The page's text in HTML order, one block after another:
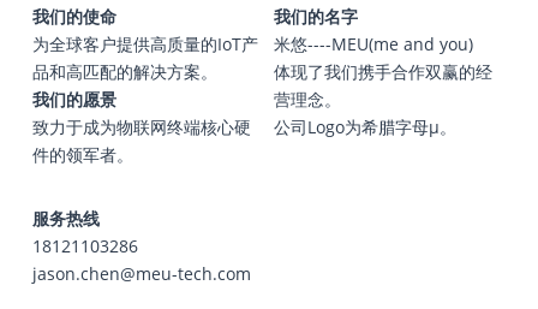
我们的使命
为全球客户提供高质量的IoT产
品和高匹配的解决方案。
我们的愿景
致力于成为物联网终端核心硬
件的领军者。
我们的名字
米悠----MEU(me and you)
体现了我们携手合作双赢的经
营理念。
公司Logo为希腊字母μ。
服务热线
18121103286
jason.chen@meu-tech.com